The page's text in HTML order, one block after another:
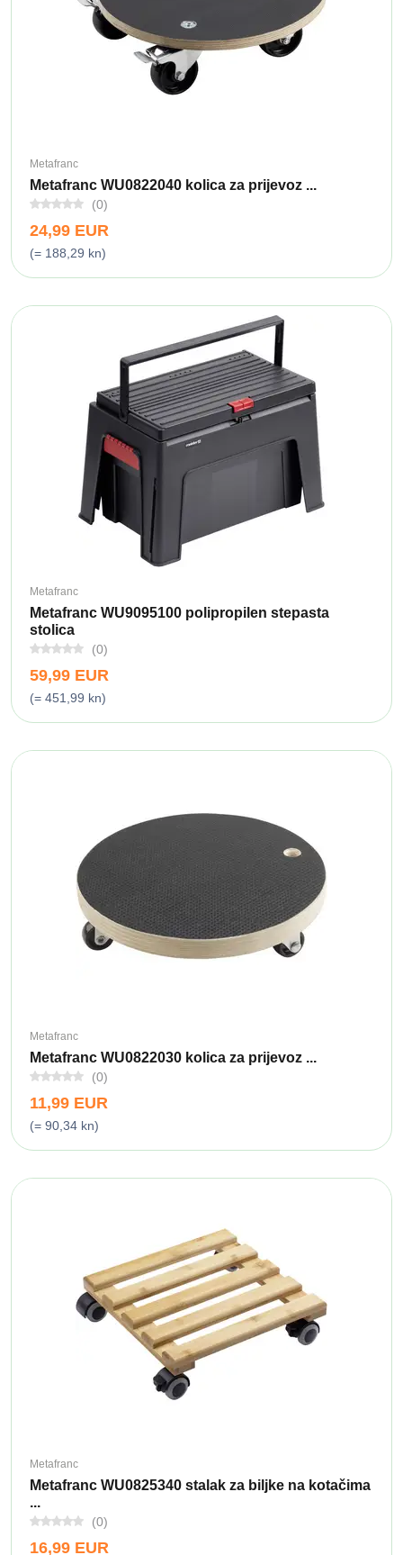
Metafranc
Metafranc WU0822040 kolica za prijevoz ...
(0)
24,99 EUR
(= 188,29 kn)
Metafranc
Metafranc WU9095100 polipropilen stepasta
stolica
(0)
59,99 EUR
(= 451,99 kn)
Metafranc
Metafranc WU0822030 kolica za prijevoz ...
(0)
11,99 EUR
(= 90,34 kn)
Metafranc
Metafranc WU0825340 stalak za biljke na kotačima
...
(0)
16,99 EUR